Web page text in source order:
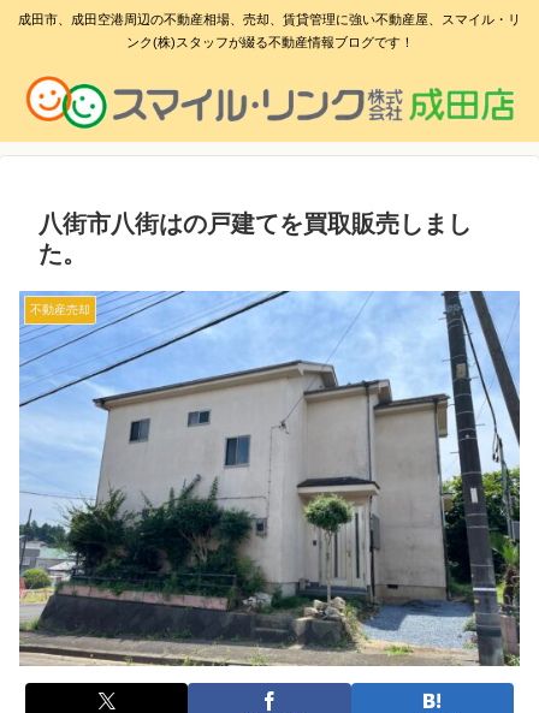
成田市、成田空港周辺の不動産相場、売却、賃貸管理に強い不動産屋、スマイル・リ
ンク(株)スタッフが綴る不動産情報ブログです！
八街市八街はの戸建てを買取販売しまし
た。
不動産売却